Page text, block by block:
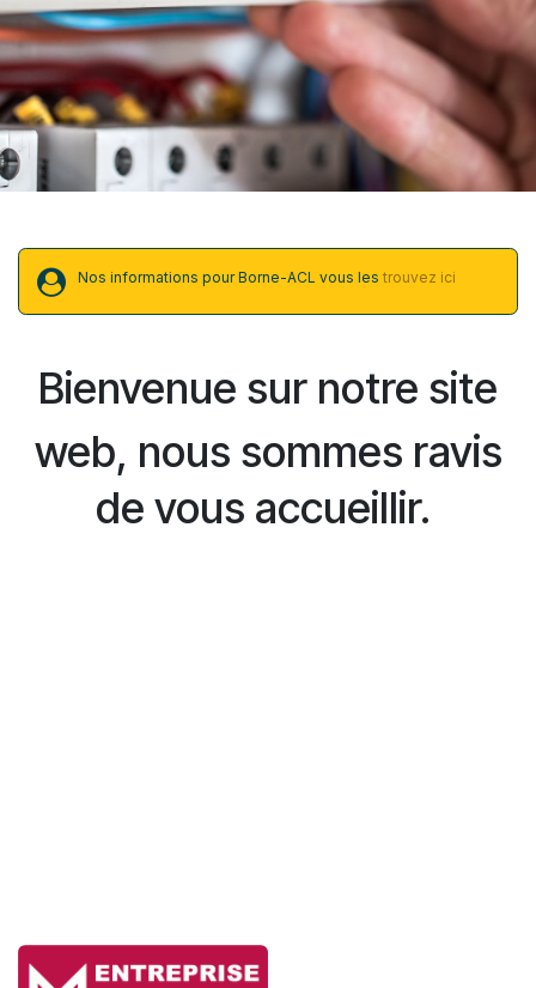
Nos informations pour Borne-ACL vous les trouvez ici
Bienvenue sur notre site
web, nous sommes ravis
de vous accueillir.